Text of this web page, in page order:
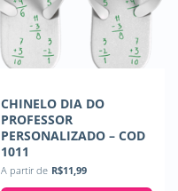
CHINELO DIA DO
PROFESSOR
PERSONALIZADO – COD
1011
A partir de R$11,99